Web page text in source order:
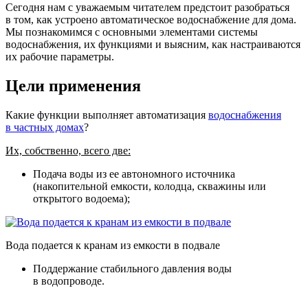
Сегодня нам с уважаемым читателем предстоит разобраться
в том, как устроено автоматическое водоснабжение для дома.
Мы познакомимся с основными элементами системы
водоснабжения, их функциями и выясним, как настраиваются
их рабочие параметры.
Цели применения
Какие функции выполняет автоматизация водоснабжения
в частных домах?
Их, собственно, всего две:
Подача воды из ее автономного источника
(накопительной емкости, колодца, скважины или
открытого водоема);
Вода подается к кранам из емкости в подвале
Поддержание стабильного давления воды
в водопроводе.